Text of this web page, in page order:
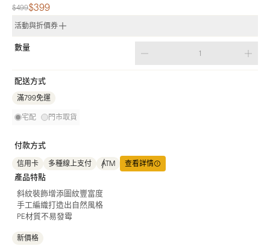
$499$399
活動與折價券
數量
配送方式
滿799免運
宅配 門市取貨
付款方式
信用卡 多種線上支付 ATM 查看詳情
產品特點
斜紋裝飾增添圖紋豐富度
手工編織打造出自然風格
PE材質不易發霉
新價格